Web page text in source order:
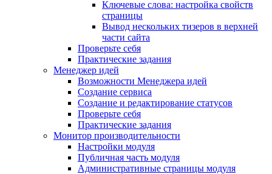
Ключевые слова: настройка свойств
страницы
Вывод нескольких тизеров в верхней
части сайта
Проверьте себя
Практические задания
Менеджер идей
Возможности Менеджера идей
Создание сервиса
Создание и редактирование статусов
Проверьте себя
Практические задания
Монитор производительности
Настройки модуля
Публичная часть модуля
Административные страницы модуля